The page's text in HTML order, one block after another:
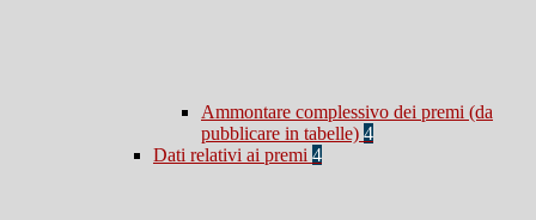
Ammontare complessivo dei premi (da
pubblicare in tabelle) 4
Dati relativi ai premi 4